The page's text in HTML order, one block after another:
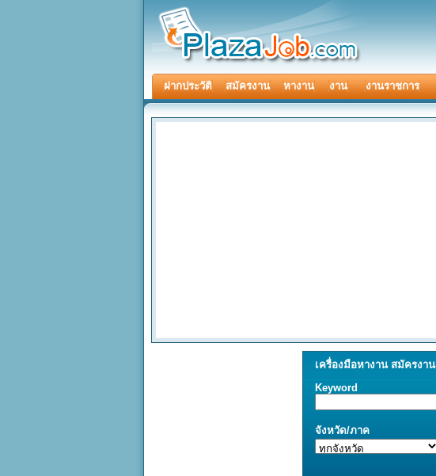
ฝากประวัติ สมัครงาน หางาน งาน งานราชการ
เครื่องมือหางาน สมัครงาน
Keyword
จังหวัด/ภาค